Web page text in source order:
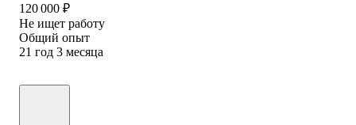
120 000 ₽
Не ищет работу
Общий опыт
21 год 3 месяца